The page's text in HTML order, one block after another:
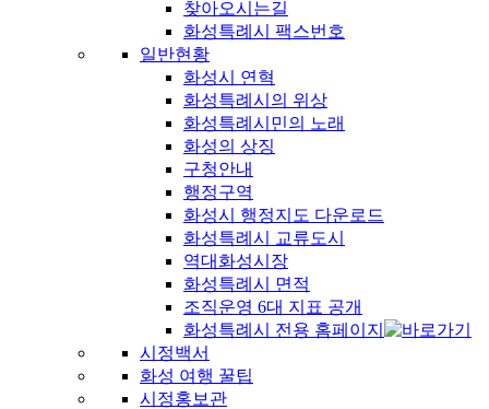
찾아오시는길
화성특례시 팩스번호
일반현황
화성시 연혁
화성특례시의 위상
화성특례시민의 노래
화성의 상징
구청안내
행정구역
화성시 행정지도 다운로드
화성특례시 교류도시
역대화성시장
화성특례시 면적
조직운영 6대 지표 공개
화성특례시 전용 홈페이지
시정백서
화성 여행 꿀팁
시정홍보관